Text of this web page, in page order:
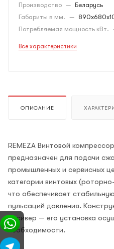
Производство — Беларусь
Габариты в мм. —
Потребляемая мощность кВт.
Все характеристики
ОПИСАНИЕ
REMEZA Винтовой
предназначен для подачи
промышленных и сервисных
категории винтовых
что обеспечивает
пульсаций давления.
ресивер — его установка
необходимости.